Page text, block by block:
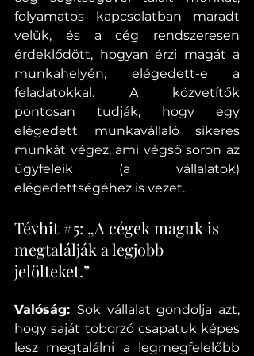
folyamatos kapcsolatban maradt
velük, és a cég rendszeresen
érdeklődött, hogyan érzi magát a
munkahelyén, elégedett-e a
feladatokkal. A közvetítők
pontosan tudják, hogy egy
elégedett munkavállaló sikeres
munkát végez, ami végső soron az
ügyfeleik (a vállalatok)
elégedettségéhez is vezet.
Tévhit #5: „A cégek maguk is
megtalálják a legjobb
jelölteket.”
Valóság: Sok vállalat gondolja azt,
hogy saját toborzó csapatuk képes
lesz megtalálni a legmegfelelőbb